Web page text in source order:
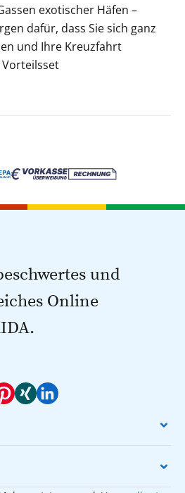
exotischer Häfen –
dafür, dass Sie sich ganz
und Ihre Kreuzfahrt
und
Online